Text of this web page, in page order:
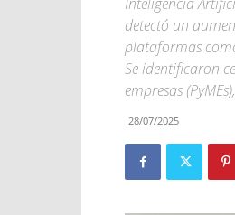
detectó un
plataformas
Se identificaron
empresas
28/07/2025